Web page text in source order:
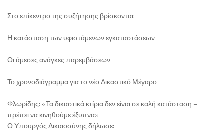
Στο επίκεντρο της συζήτησης βρίσκονται:
Η κατάσταση των υφιστάμενων εγκαταστάσεων
Οι άμεσες ανάγκες παρεμβάσεων
Το χρονοδιάγραμμα για το νέο Δικαστικό Μέγαρο
Φλωρίδης: «Τα δικαστικά κτίρια δεν είναι σε καλή κατάσταση –
πρέπει να κινηθούμε έξυπνα»
Ο Υπουργός Δικαιοσύνης δήλωσε: